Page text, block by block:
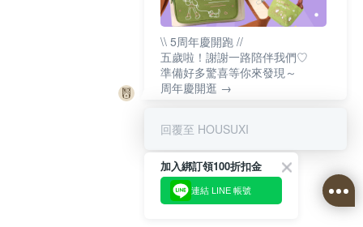
\\ 5周年慶開跑 //
五歲啦！謝謝一路陪伴我們♡
準備好多驚喜等你來發現～
周年慶開逛 →
回覆至 HOUSUXI
加入綁訂領100折扣金
連結 LINE 帳號